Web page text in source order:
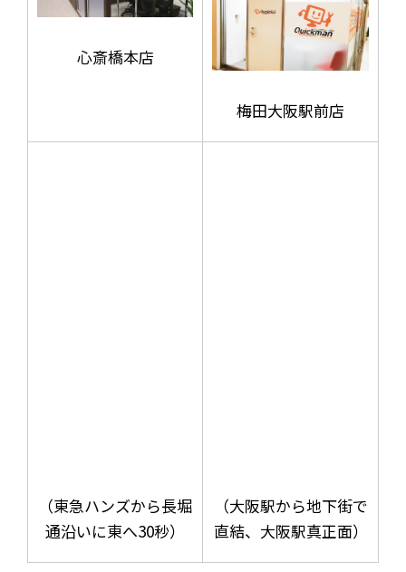
心斎橋本店
梅田大阪駅前店
（東急ハンズから長堀
通沿いに東へ30秒）
（大阪駅から地下街で
直結、大阪駅真正面）